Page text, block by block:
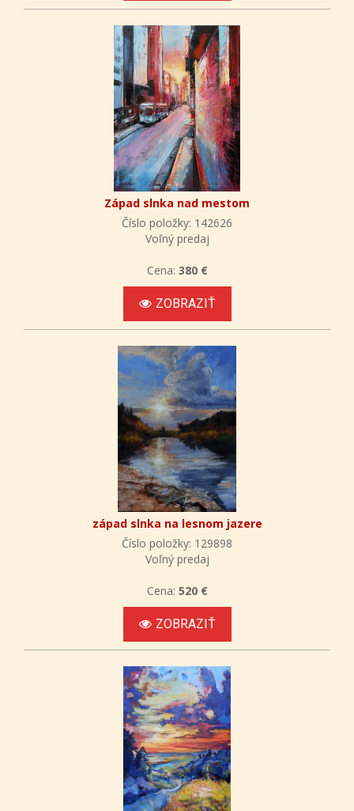
Západ slnka nad mestom
Číslo položky: 142626
Voľný predaj
Cena: 380 €
ZOBRAZIŤ
západ slnka na lesnom jazere
Číslo položky: 129898
Voľný predaj
Cena: 520 €
ZOBRAZIŤ